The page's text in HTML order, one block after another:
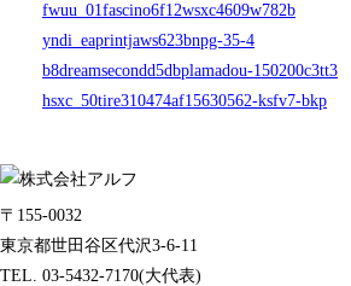
fwuu_01fascino6f12wsxc4609w782b
yndi_eaprintjaws623bnpg-35-4
b8dreamsecondd5dbplamadou-150200c3tt3
hsxc_50tire310474af15630562-ksfv7-bkp
〒155-0032
東京都世田谷区代沢3-6-11
TEL. 03-5432-7170(大代表)